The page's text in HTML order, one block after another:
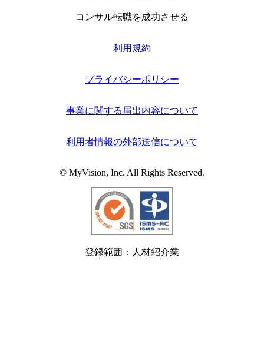
コンサル転職を成功させる
利用規約
プライバシーポリシー
事業に関する届出内容について
利用者情報の外部送信について
© MyVision, Inc. All Rights Reserved.
登録範囲：人材紹介業